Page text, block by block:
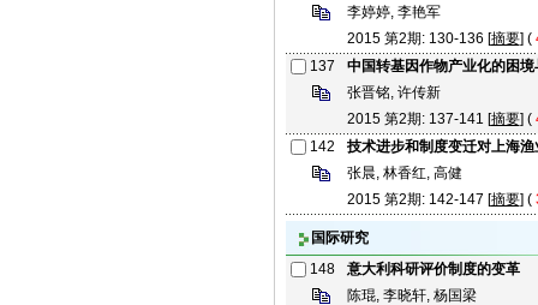
李婷婷, 李艳军
2015 第2期: 130-136 [摘要] (
137
中国转基因作物产业化的困境
张晋铭, 许传新
2015 第2期: 137-141 [摘要] (
142
技术进步和制度变迁对上海
张晨, 林香红, 高健
2015 第2期: 142-147 [摘要] (
国际研究
148
意大利科研评价制度的变革
陈琨, 李晓轩, 杨国梁